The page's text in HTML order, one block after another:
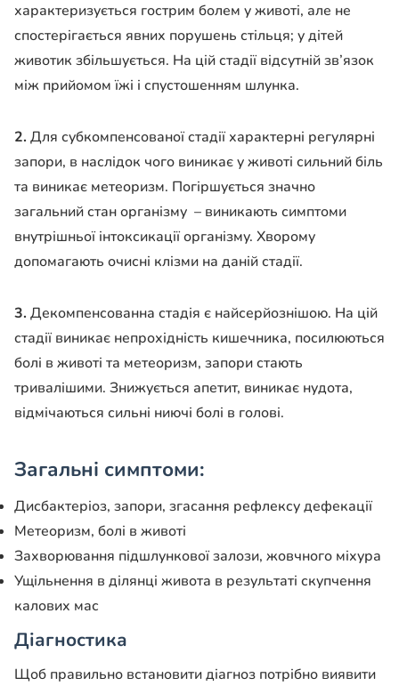
характеризується гострим болем у животі, але не
спостерігається явних порушень стільця; у дітей
животик збільшується. На цій стадії відсутній зв’язок
між прийомом їжі і спустошенням шлунка.
2. Для субкомпенсованої стадії характерні регулярні
запори, в наслідок чого виникає у животі сильний біль
та виникає метеоризм. Погіршується значно
загальний стан організму – виникають симптоми
внутрішньої інтоксикації організму. Хворому
допомагають очисні клізми на даній стадії.
3. Декомпенсованна стадія є найсерйознішою. На цій
стадії виникає непрохідність кишечника, посилюються
болі в животі та метеоризм, запори стають
тривалішими. Знижується апетит, виникає нудота,
відмічаються сильні ниючі болі в голові.
Загальні симптоми:
Дисбактеріоз, запори, згасання рефлексу дефекації
Метеоризм, болі в животі
Захворювання підшлункової залози, жовчного міхура
Ущільнення в ділянці живота в результаті скупчення
калових мас
Діагностика
Щоб правильно встановити діагноз потрібно виявити